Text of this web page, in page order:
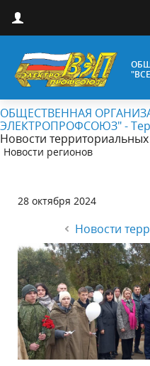
ОБЩЕСТВЕННАЯ
ЭЛЕКТРОПРОФСОЮЗ" -
Новости
Новости регионов
28 октября 2024
Новости